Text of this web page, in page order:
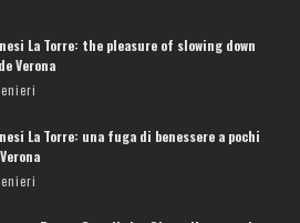
La Torre: the pleasure of slowing down
Verona
La Torre: una fuga di benessere a pochi